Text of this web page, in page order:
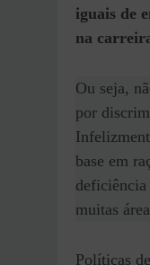
iguais de
na
Ou seja,
por
base em
deficiência
muitas
Políticas